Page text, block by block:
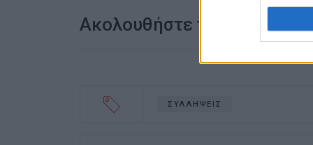
Ακολουθήστε το enimerosi
ΣΥΛΛΗΨΕΙΣ